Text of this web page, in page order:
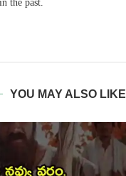
the past.
YOU MAY ALSO LIKE